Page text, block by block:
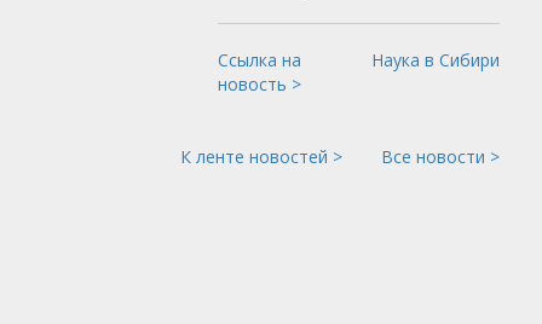
Ссылка на
новость >
Наука в Сибири
К ленте новостей > Все новости >